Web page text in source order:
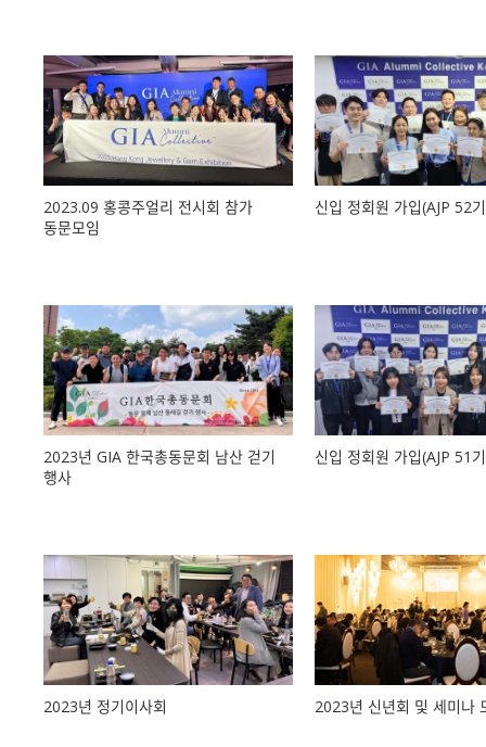
2023.09 홍콩주얼리 전시회 참가
동문모임
신입 정회원 가입(AJP 52
2023년 GIA 한국총동문회 남산 걷기
행사
신입 정회원 가입(AJP 51
2023년 정기이사회 2023년 신년회 및 세미나